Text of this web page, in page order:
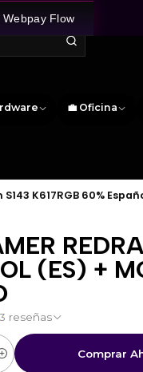
💼 Oficina
Flow
K617RGB 60%
(ES) +
3 reseñas
Comprar